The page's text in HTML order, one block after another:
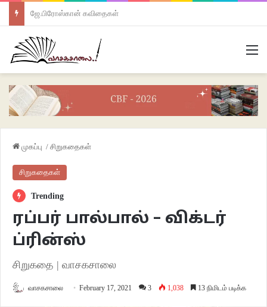
ஜே.பிரோஸ்கான் கவிதைகள்
முகப்பு / சிறுகதைகள்
சிறுகதைகள்
Trending
ரப்பர் பால்பால் – விக்டர்
ப்ரின்ஸ்
சிறுகதை | வாசகசாலை
வாசகசாலை February 17, 2021 3 1,038 13 நிமிடம் படிக்க